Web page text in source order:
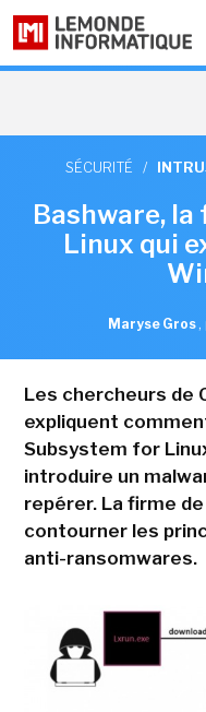
SÉCURITÉ /
Bashware,
Linux qui
Maryse Gros ,
Les chercheurs de
expliquent
Subsystem for
introduire un
repérer. La firme
contourner les
anti-ransomwares.